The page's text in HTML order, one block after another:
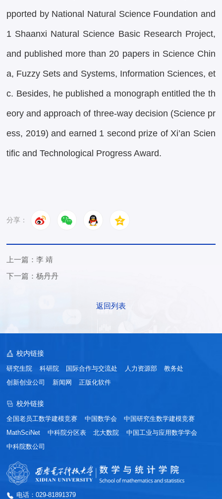
pported by National Natural Science Foundation and
1 Shaanxi Natural Science Basic Research Project,
and published more than 20 papers in Science Chin
a, Fuzzy Sets and Systems, Information Sciences, et
c. Besides, he published a monograph entitled the th
eory and approach of three-way decision (Science pr
ess, 2019) and earned 1 second prize of Xi’an Scien
tific and Technological Progress Award.
分享：
上一篇：李 靖
下一篇：杨丹丹
返回列表
电话：029-81891379
校内链接
研究生院 科研院 国际合作与交流处 人力资源部
教务处
创新创业公司
新闻网 正版化软件
校外链接
全国老员工数学建模竞赛 中国数学会
中国研究生数学建模竞赛
MathSciNet
中科院分区表 北大数院
中国工业与应用数学学会
中科院数公司